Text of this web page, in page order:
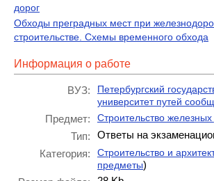
дорог
Обходы преградных мест при
строительстве. Схемы временного обхода
Информация о работе
ВУЗ:
Петербургский
университет путей
Предмет: Строительство железных
Тип:
Ответы на
Категория:
Строительство и
предметы)